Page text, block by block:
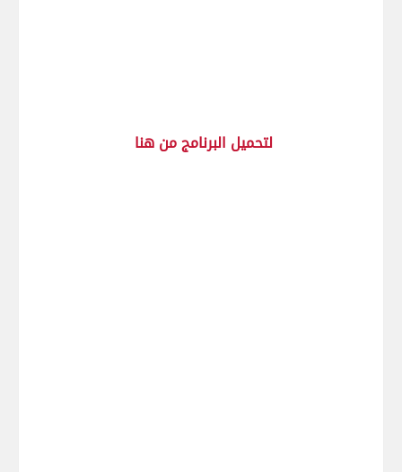
لتحميل البرنامج من هنا